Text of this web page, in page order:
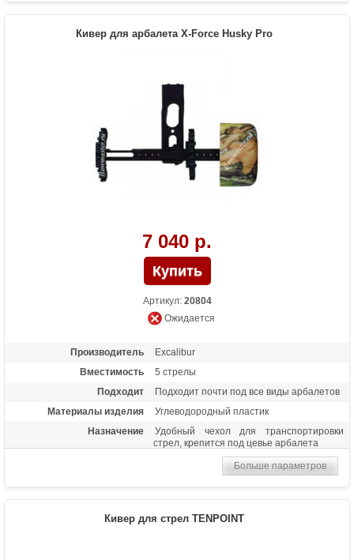
Кивер для арбалета X-Force Husky Pro
7 040 р.
Артикул: 20804
Ожидается
Производитель
Excalibur
Вместимость
5 стрелы
Подходит
Подходит почти под все виды арбалетов
Материалы изделия
Углеводородный пластик
Назначение
Удобный чехол для транспортировки
стрел, крепится под цевье арбалета
Больше параметров
Кивер для стрел TENPOINT